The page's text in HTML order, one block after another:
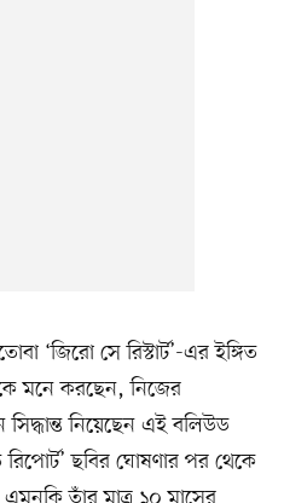
‘জিরো সে রিস্টার্ট’-এর ইঙ্গিত
মনে করছেন, নিজের
নিয়েছেন এই বলিউড
ছবির ঘোষণার পর থেকে